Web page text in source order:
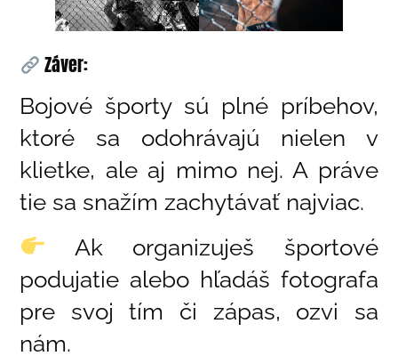
Záver:
Bojové športy sú plné príbehov,
ktoré sa odohrávajú nielen v
klietke, ale aj mimo nej. A práve
tie sa snažím zachytávať najviac.
Ak organizuješ športové
podujatie alebo hľadáš fotografa
pre svoj tím či zápas, ozvi sa
nám.